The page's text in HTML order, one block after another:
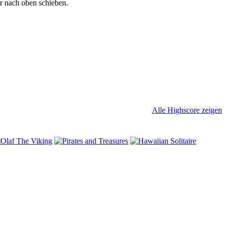
oben schieben.
Alle Highscore zeigen